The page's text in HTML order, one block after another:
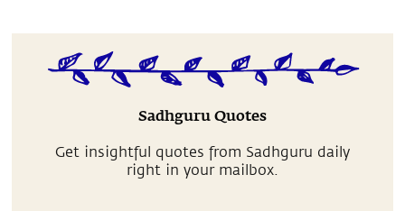
Sadhguru Quotes
Get insightful quotes from Sadhguru daily
right in your mailbox.